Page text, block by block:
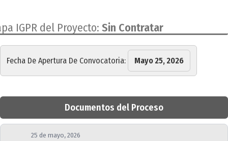
IGPR del Proyecto: Sin Contratar
Fecha De Apertura De Convocatoria: Mayo 25, 2026
Documentos del Proceso
25 de mayo, 2026